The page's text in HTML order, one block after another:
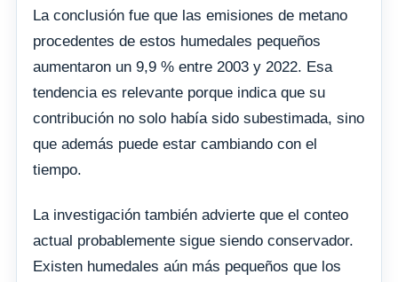
La conclusión fue que las emisiones de metano
procedentes de estos humedales pequeños
aumentaron un 9,9 % entre 2003 y 2022. Esa
tendencia es relevante porque indica que su
contribución no solo había sido subestimada, sino
que además puede estar cambiando con el
tiempo.
La investigación también advierte que el conteo
actual probablemente sigue siendo conservador.
Existen humedales aún más pequeños que los